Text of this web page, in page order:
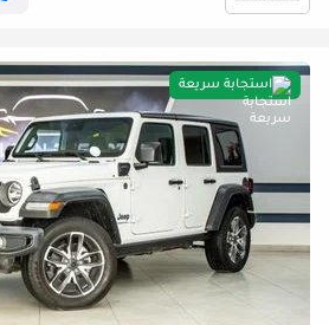
استجابة سريعة